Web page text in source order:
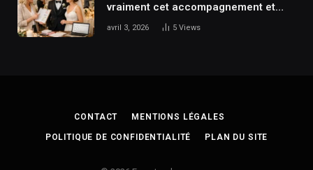
vraiment cet accompagnement et
pourquoi il transforme votre
avril 3, 2026 5 Views
CONTACT MENTIONS LÉGALES
POLITIQUE DE CONFIDENTIALITÉ PLAN DU SITE